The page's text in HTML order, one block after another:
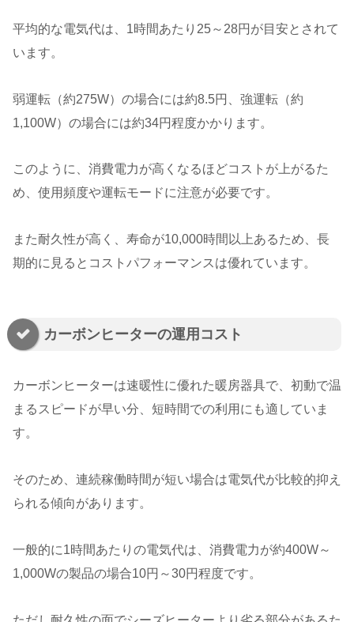
平均的な電気代は、1時間あたり25～28円が目安とされて
います。
弱運転（約275W）の場合には約8.5円、強運転（約
1,100W）の場合には約34円程度かかります。
このように、消費電力が高くなるほどコストが上がるた
め、使用頻度や運転モードに注意が必要です。
また耐久性が高く、寿命が10,000時間以上あるため、長
期的に見るとコストパフォーマンスは優れています。
カーボンヒーターの運用コスト
カーボンヒーターは速暖性に優れた暖房器具で、初動で温
まるスピードが早い分、短時間での利用にも適していま
す。
そのため、連続稼働時間が短い場合は電気代が比較的抑え
られる傾向があります。
一般的に1時間あたりの電気代は、消費電力が約400W～
1,000Wの製品の場合10円～30円程度です。